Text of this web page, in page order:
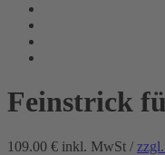
Feinstrick
109.00 € inkl. MwSt /